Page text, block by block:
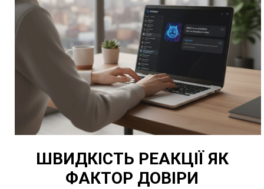
ШВИДКІСТЬ РЕАКЦІЇ ЯК
ФАКТОР ДОВІРИ